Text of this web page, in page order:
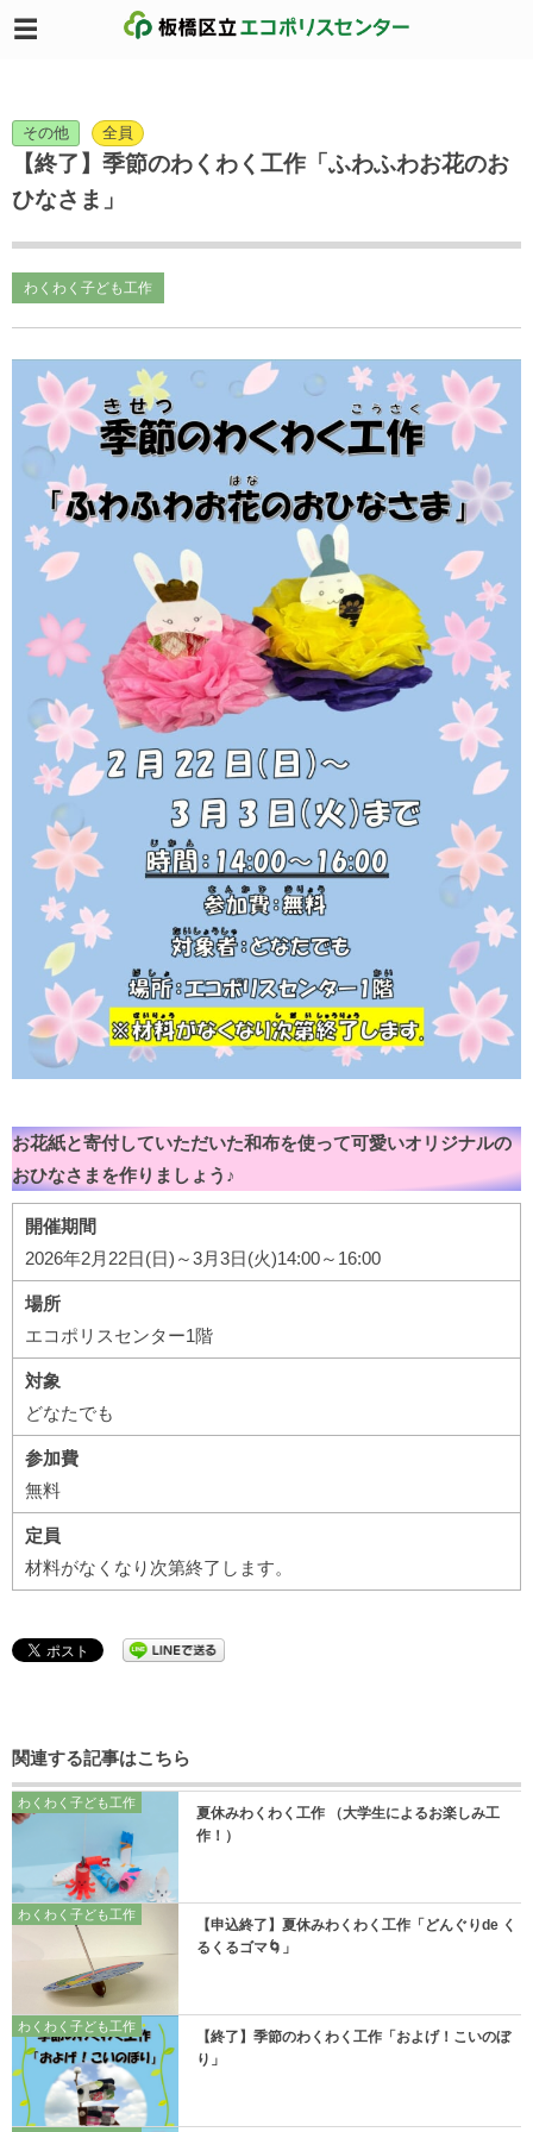
その他 全員
【終了】季節のわくわく工作「ふわふわお花のお
ひなさま」
わくわく子ども工作
お花紙と寄付していただいた和布を使って可愛いオリジナルの
おひなさまを作りましょう♪
開催期間
2026年2月22日(日)～3月3日(火)14:00～16:00
場所
エコポリスセンター1階
対象
どなたでも
参加費
無料
定員
材料がなくなり次第終了します。
関連する記事はこちら
わくわく子ども工作
夏休みわくわく工作 （大学生によるお楽しみ工
作！）
わくわく子ども工作
【申込終了】夏休みわくわく工作「どんぐりde く
るくるゴマ🌀」
わくわく子ども工作
【終了】季節のわくわく工作「およげ！こいのぼ
り」